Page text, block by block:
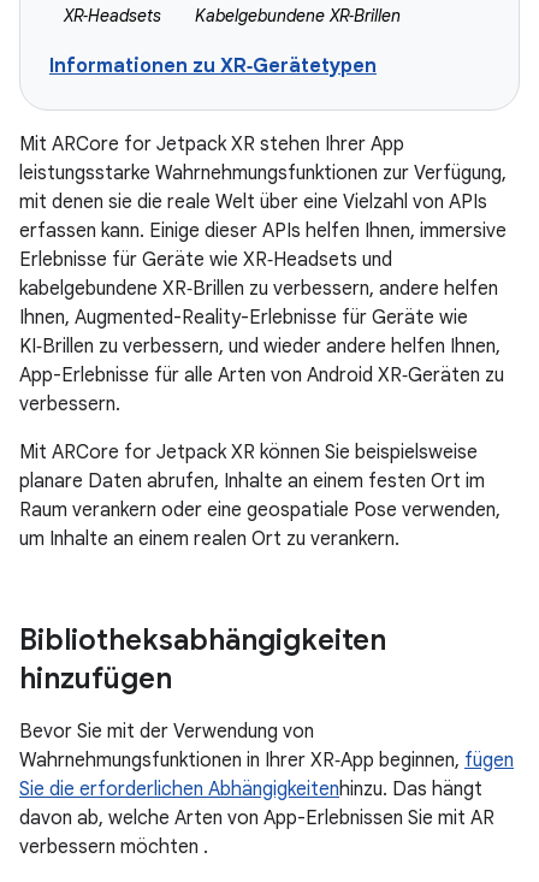
XR‑Headsets Kabelgebundene XR‑Brillen
Informationen zu XR‑Gerätetypen
Mit ARCore for Jetpack XR stehen Ihrer App
leistungsstarke Wahrnehmungsfunktionen zur Verfügung,
mit denen sie die reale Welt über eine Vielzahl von APIs
erfassen kann. Einige dieser APIs helfen Ihnen, immersive
Erlebnisse für Geräte wie XR‑Headsets und
kabelgebundene XR‑Brillen zu verbessern, andere helfen
Ihnen, Augmented-Reality-Erlebnisse für Geräte wie
KI‑Brillen zu verbessern, und wieder andere helfen Ihnen,
App-Erlebnisse für alle Arten von Android XR‑Geräten zu
verbessern.
Mit ARCore for Jetpack XR können Sie beispielsweise
planare Daten abrufen, Inhalte an einem festen Ort im
Raum verankern oder eine geospatiale Pose verwenden,
um Inhalte an einem realen Ort zu verankern.
Bibliotheksabhängigkeiten
hinzufügen
Bevor Sie mit der Verwendung von
Wahrnehmungsfunktionen in Ihrer XR‑App beginnen, fügen
Sie die erforderlichen Abhängigkeitenhinzu. Das hängt
davon ab, welche Arten von App-Erlebnissen Sie mit AR
verbessern möchten .